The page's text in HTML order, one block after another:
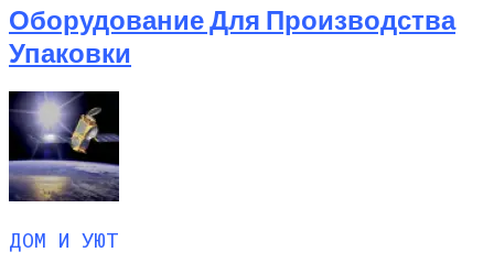
Оборудование Для Производства
Упаковки
ДОМ И УЮТ